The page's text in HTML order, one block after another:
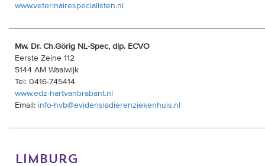
www.veterinairespecialisten.nl
Mw. Dr. Ch.Görig NL-Spec, dip. ECVO
Eerste Zeine 112
5144 AM Waalwijk
Tel: 0416-745414
www.edz-hartvanbrabant.nl
Email: info-hvb@evidensiadierenziekenhuis.nl
limburg